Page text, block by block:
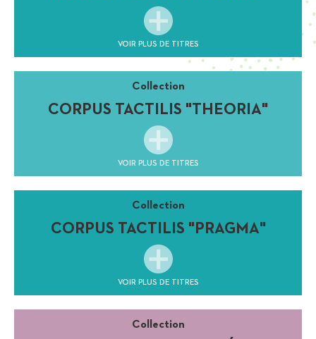
VOIR PLUS DE TITRES
Collection
CORPUS TACTILIS "THEORIA"
VOIR PLUS DE TITRES
Collection
CORPUS TACTILIS "PRAGMA"
VOIR PLUS DE TITRES
Collection